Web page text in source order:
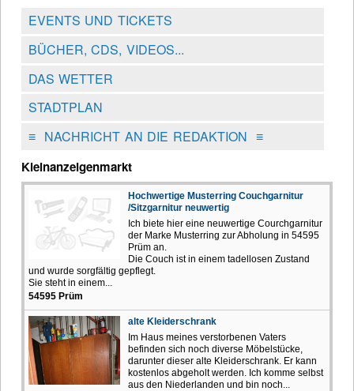
EVENTS UND TICKETS
BÜCHER, CDS, VIDEOS...
DAS WETTER
STADTPLAN
≡NACHRICHT AN DIE REDAKTION ≡
Kleinanzeigenmarkt
Hochwertige Musterring Couchgarnitur
/Sitzgarnitur neuwertig
Ich biete hier eine neuwertige Courchgarnitur
der Marke Musterring zur Abholung in 54595
Prüm an.
Die Couch ist in einem tadellosen Zustand
und wurde sorgfältig gepflegt.
Sie steht in einem...
54595 Prüm
alte Kleiderschrank
Im Haus meines verstorbenen Vaters
befinden sich noch diverse Möbelstücke,
darunter dieser alte Kleiderschrank. Er kann
kostenlos abgeholt werden. Ich komme selbst
aus den Niederlanden und bin noch...